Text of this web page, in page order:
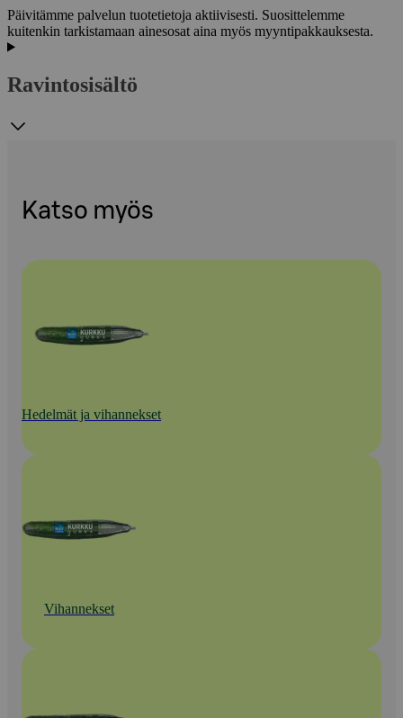
Päivitämme palvelun tuotetietoja aktiivisesti. Suosittelemme
kuitenkin tarkistamaan ainesosat aina myös myyntipakkauksesta.
Ravintosisältö
Katso myös
Hedelmät ja vihannekset
Vihannekset